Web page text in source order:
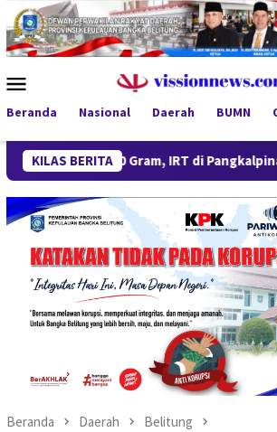
Loncat
ke
konten
Mobile
Beranda Nasional Daerah BUMN
KILAS BERITA
IRT di Pangkalpinang Ditangkap
Beranda Daerah Belitung